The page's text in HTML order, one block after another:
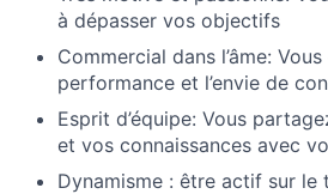
à dépasser vos objectifs
Commercial dans l’âme:
performance et l’envie de
Esprit d’équipe: Vous
et vos connaissances avec
Dynamisme : être actif sur le